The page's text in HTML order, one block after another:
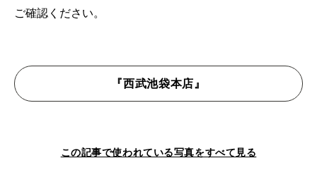
ご確認ください。
『西武池袋本店』
この記事で使われている写真をすべて見る